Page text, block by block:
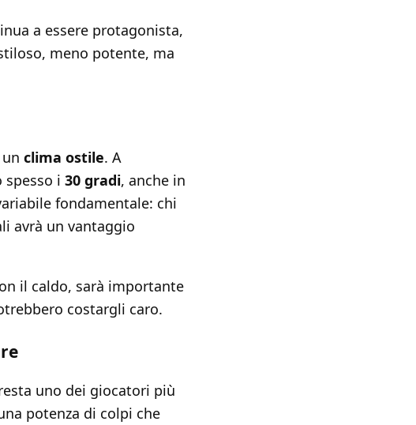
a essere protagonista,
meno potente, ma
clima ostile. A
spesso i 30 gradi, anche in
fondamentale: chi
avrà un vantaggio
il caldo, sarà importante
costargli caro.
uno dei giocatori più
potenza di colpi che